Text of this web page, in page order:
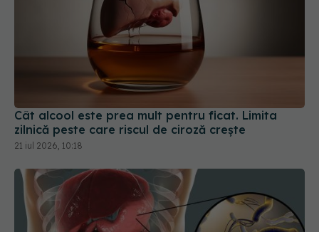
Cât alcool este prea mult pentru ficat. Limita
zilnică peste care riscul de ciroză crește
21 iul 2026, 10:18